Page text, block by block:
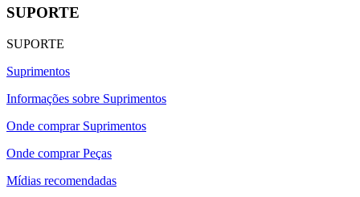
SUPORTE
SUPORTE
Suprimentos
Informações sobre Suprimentos
Onde comprar Suprimentos
Onde comprar Peças
Mídias recomendadas